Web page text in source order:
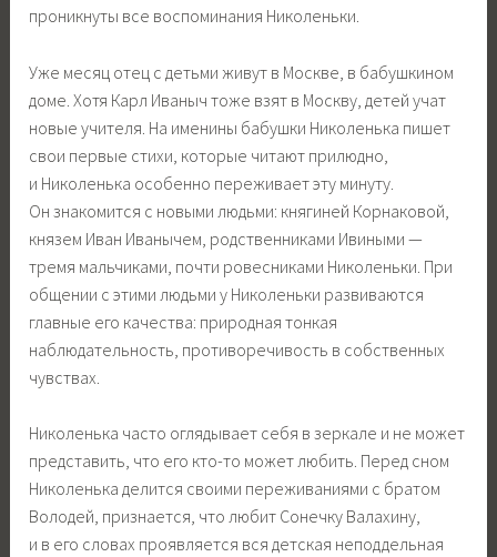
проникнуты все воспоминания Николеньки.
Уже месяц отец с детьми живут в Москве, в бабушкином
доме. Хотя Карл Иваныч тоже взят в Москву, детей учат
новые учителя. На именины бабушки Николенька пишет
свои первые стихи, которые читают прилюдно,
и Николенька особенно переживает эту минуту.
Он знакомится с новыми людьми: княгиней Корнаковой,
князем Иван Иванычем, родственниками Ивиными —
тремя мальчиками, почти ровесниками Николеньки. При
общении с этими людьми у Николеньки развиваются
главные его качества: природная тонкая
наблюдательность, противоречивость в собственных
чувствах.
Николенька часто оглядывает себя в зеркале и не может
представить, что его кто-то может любить. Перед сном
Николенька делится своими переживаниями с братом
Володей, признается, что любит Сонечку Валахину,
и в его словах проявляется вся детская неподдельная